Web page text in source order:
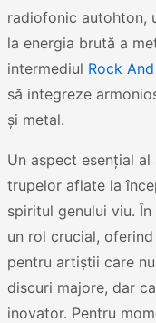
radiofonic autohton,
la energia brută a
intermediul Rock
să integreze
și metal.
Un aspect esențial
trupelor aflate la
spiritul genului viu. În
un rol crucial,
pentru artiștii care
discuri majore, dar
inovator. Pentru